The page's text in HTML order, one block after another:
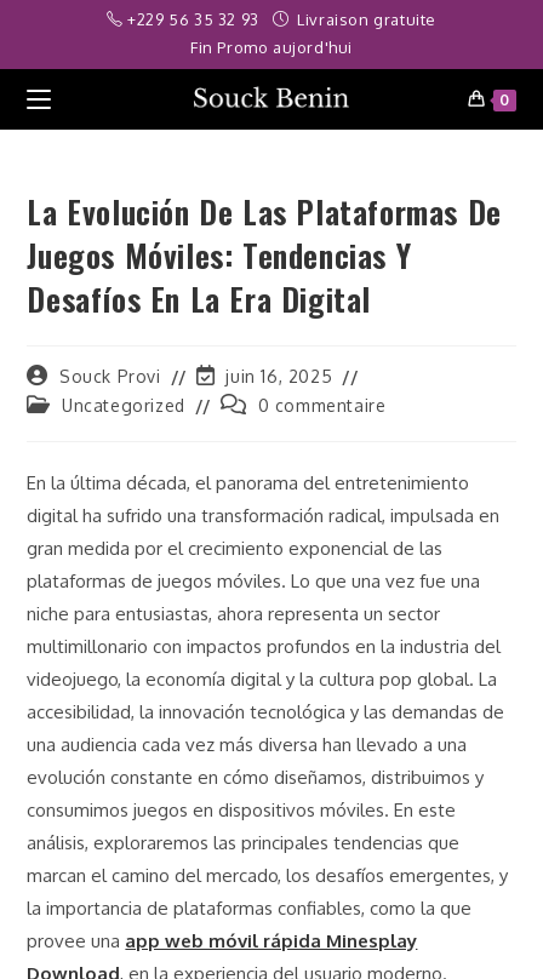
meritbetjojobetmeritkingslot siteleripalacebet
content
+229 56 35 32 93
Livraison gratuite
Fin Promo aujord'hui
0
La Evolución De Las Plataformas De
Juegos Móviles: Tendencias Y
Desafíos En La Era Digital
Auteur/autrice
de
Souck Provi
Dernière
modification
de
juin 16, 2025
PostUncategorized
Commentaires
publication :
0 commentaire
En la última década, el panorama del entretenimiento
digital ha sufrido una transformación radical, impulsada en
gran medida por el crecimiento exponencial de las
plataformas de juegos móviles. Lo que una vez fue una
niche para entusiastas, ahora representa un sector
multimillonario con impactos profundos en la industria del
videojuego, la economía digital y la cultura pop global. La
accesibilidad, la innovación tecnológica y las demandas de
una audiencia cada vez más diversa han llevado a una
evolución constante en cómo diseñamos, distribuimos y
consumimos juegos en dispositivos móviles. En este
análisis, exploraremos las principales tendencias que
marcan el camino del mercado, los desafíos emergentes, y
la importancia de plataformas confiables, como la que
provee una app web móvil rápida Minesplay
Download, en la experiencia del usuario moderno.